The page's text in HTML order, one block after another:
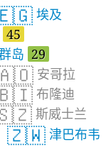
埃及
45
岛 29
安哥拉
布隆迪
斯威士兰
🇿🇼 津巴布韦